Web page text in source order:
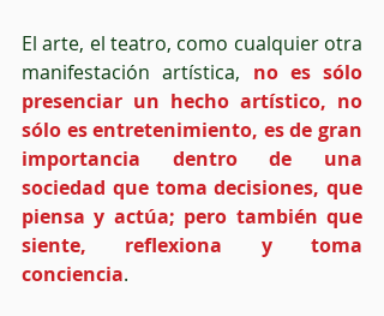
El arte, el teatro, como cualquier otra
manifestación artística, no es sólo
presenciar un hecho artístico, no
sólo es entretenimiento, es de gran
importancia dentro de una
sociedad que toma decisiones, que
piensa y actúa; pero también que
siente, reflexiona y toma
conciencia.